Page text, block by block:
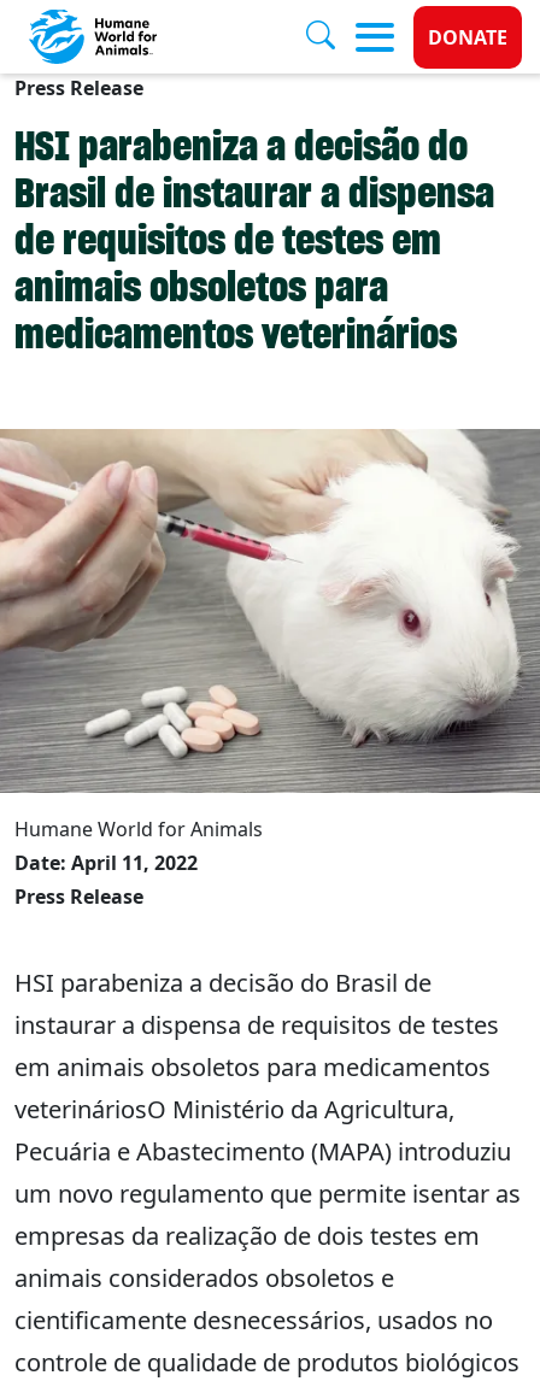
Skip to main content
Donate
DONATE
Press Release
HSI parabeniza a decisão do
Brasil de instaurar a dispensa
de requisitos de testes em
animais obsoletos para
medicamentos veterinários
Humane World for Animals
Date: April 11, 2022
Press Release
HSI parabeniza a decisão do Brasil de
instaurar a dispensa de requisitos de testes
em animais obsoletos para medicamentos
veterináriosO Ministério da Agricultura,
Pecuária e Abastecimento (MAPA) introduziu
um novo regulamento que permite isentar as
empresas da realização de dois testes em
animais considerados obsoletos e
cientificamente desnecessários, usados no
controle de qualidade de produtos biológicos